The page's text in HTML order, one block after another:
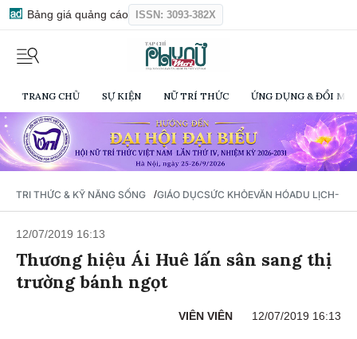
Bảng giá quảng cáo ISSN: 3093-382X
TRANG CHỦ SỰ KIỆN NỮ TRÍ THỨC ỨNG DỤNG & ĐỔI
TRI THỨC & KỸ NĂNG SỐNG /GIÁO DỤCSỨC KHỎEVĂN HÓADU LỊCH-
12/07/2019 16:13
Thương hiệu Ái Huê lấn sân sang thị
trường bánh ngọt
VIÊN VIÊN 12/07/2019 16:13